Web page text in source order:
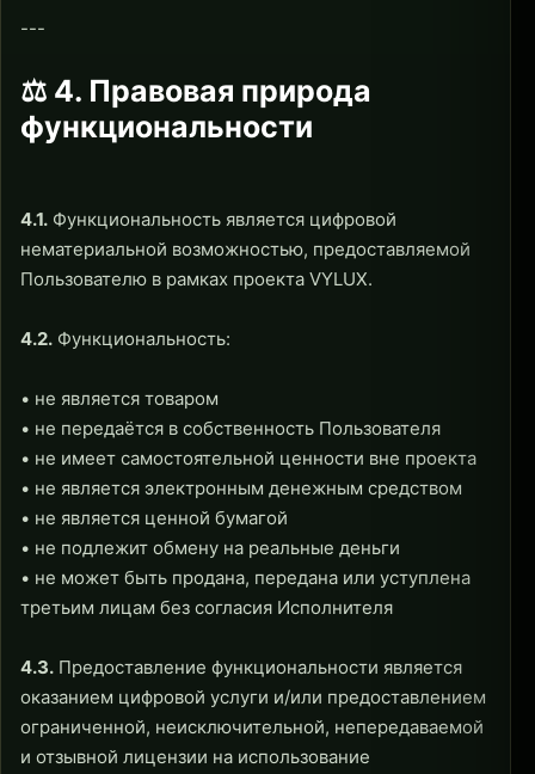
---
⚖ 4. Правовая природа
функциональности
4.1. Функциональность является цифровой
нематериальной возможностью, предоставляемой
Пользователю в рамках проекта VYLUX.
4.2. Функциональность:
• не является товаром
• не передаётся в собственность Пользователя
• не имеет самостоятельной ценности вне проекта
• не является электронным денежным средством
• не является ценной бумагой
• не подлежит обмену на реальные деньги
• не может быть продана, передана или уступлена
третьим лицам без согласия Исполнителя
4.3. Предоставление функциональности является
оказанием цифровой услуги и/или предоставлением
ограниченной, неисключительной, непередаваемой
и отзывной лицензии на использование